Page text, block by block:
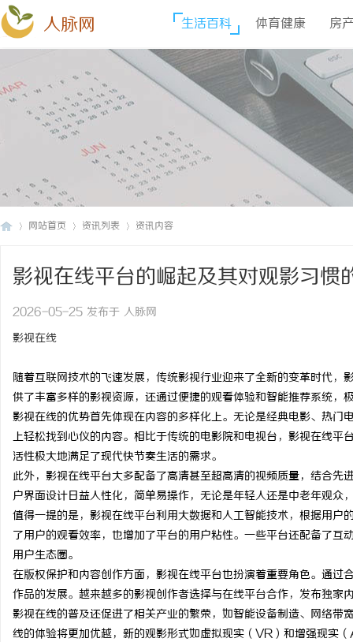
人脉网 生活百科 体育健康 房
网站首页 资讯列表 资讯内容
影视在线平台的崛起及其对观影习惯
2026-05-25 发布于 人脉网
影视在线
随着互联网技术的飞速发展，传统影视行业迎来了全新的变革时代
供了丰富多样的影视资源，还通过便捷的观看体验和智能推荐系统，
影视在线的优势首先体现在内容的多样化上。无论是经典电影、热
上轻松找到心仪的内容。相比于传统的电影院和电视台，影视在线
活性极大地满足了现代快节奏生活的需求。
此外，影视在线平台大多配备了高清甚至超高清的视频质量，结合
户界面设计日益人性化，简单易操作，无论是年轻人还是中老年观众
值得一提的是，影视在线平台利用大数据和人工智能技术，根据用
了用户的观看效率，也增加了平台的用户粘性。一些平台还配备了
用户生态圈。
在版权保护和内容创作方面，影视在线平台也扮演着重要角色。通
作品的发展。越来越多的影视创作者选择与在线平台合作，发布独家
影视在线的普及还促进了相关产业的繁荣，如智能设备制造、网络
线的体验将更加优越，新的观影形式如虚拟现实（VR）和增强现实